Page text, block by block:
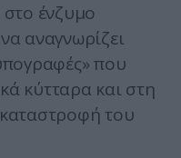
στο ένζυμο
αναγνωρίζει
που
κύτταρα και στη
του